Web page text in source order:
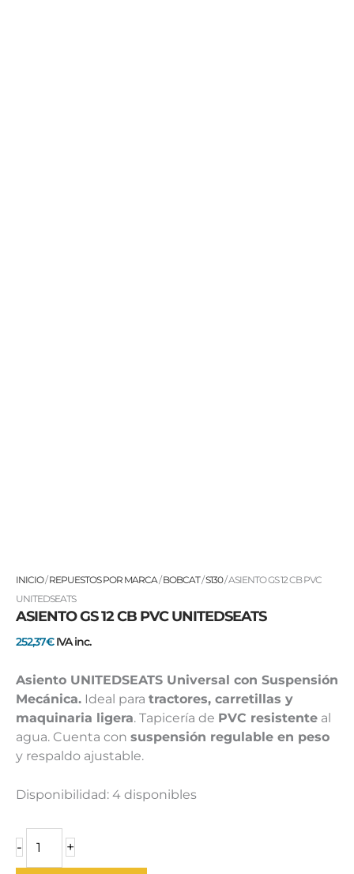
INICIO/REPUESTOS POR MARCA/BOBCAT/S130/ ASIENTO GS 12 CB PVC
UNITEDSEATS
ASIENTO GS 12 CB PVC UNITEDSEATS
252,37€ IVA inc.
Asiento UNITEDSEATS Universal con Suspensión
Mecánica. Ideal para tractores, carretillas y
maquinaria ligera. Tapicería de PVC resistente al
agua. Cuenta con suspensión regulable en peso
y respaldo ajustable.
Disponibilidad: 4 disponibles
-
ASIENTO
GS
12
CB
UNITEDSEATS
cantidad
+